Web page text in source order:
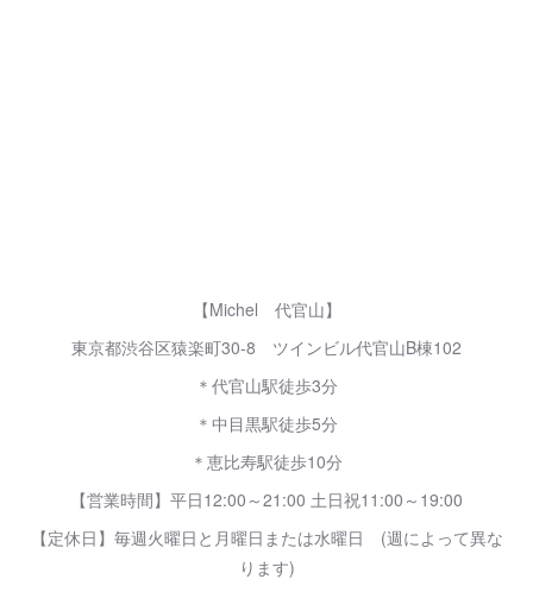
【Michel 代官山】
東京都渋谷区猿楽町30-8 ツインビル代官山B棟102
＊代官山駅徒歩3分
＊中目黒駅徒歩5分
＊恵比寿駅徒歩10分
【営業時間】平日12:00～21:00 土日祝11:00～19:00
【定休日】毎週火曜日と月曜日または水曜日 (週によって異な
ります)